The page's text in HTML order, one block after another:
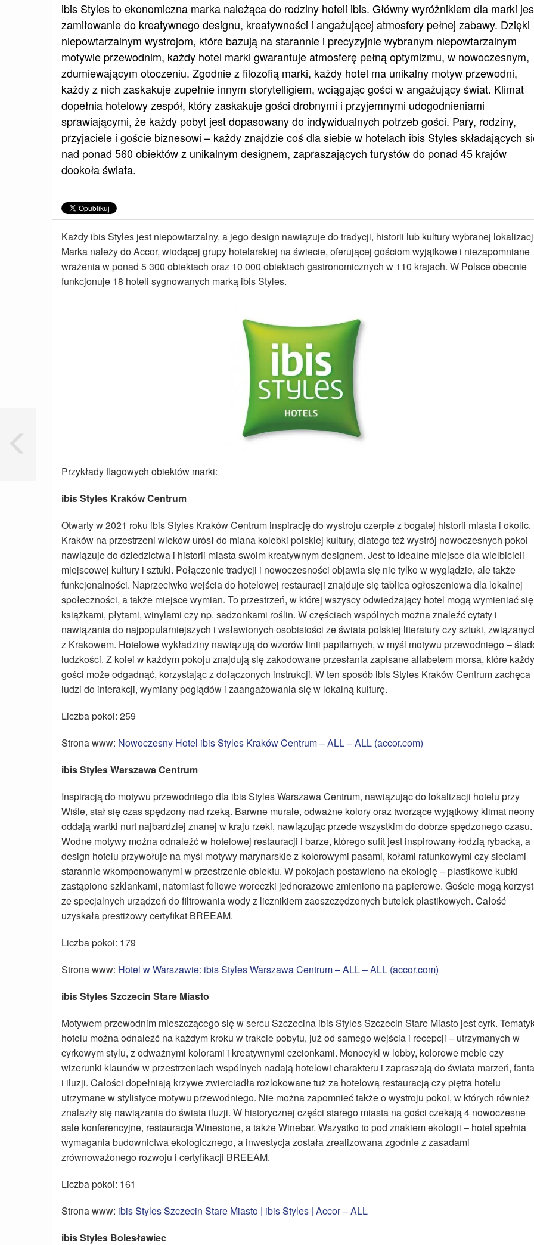
ibis Styles to ekonomiczna marka należąca do rodziny hoteli ibis. Główny wyróżnikiem dla marki
zamiłowanie do kreatywnego designu, kreatywności i angażującej atmosfery pełnej zabawy. Dzięki
niepowtarzalnym wystrojom, które bazują na starannie i precyzyjnie wybranym niepowtarzalnym
motywie przewodnim, każdy hotel marki gwarantuje atmosferę pełną optymizmu, w nowoczesnym,
zdumiewającym otoczeniu. Zgodnie z filozofią marki, każdy hotel ma unikalny motyw przewodni,
każdy z nich zaskakuje zupełnie innym storytelligiem, wciągając gości w angażujący świat. Klimat
dopełnia hotelowy zespół, który zaskakuje gości drobnymi i przyjemnymi udogodnieniami
sprawiającymi, że każdy pobyt jest dopasowany do indywidualnych potrzeb gości. Pary, rodziny,
przyjaciele i goście biznesowi – każdy znajdzie coś dla siebie w hotelach ibis Styles składających
nad ponad 560 obiektów z unikalnym designem, zapraszających turystów do ponad 45 krajów
dookoła świata.
Każdy ibis Styles jest niepowtarzalny, a jego design nawiązuje do tradycji, historii lub kultury wybranej
Marka należy do Accor, wiodącej grupy hotelarskiej na świecie, oferującej gościom wyjątkowe i niezapomniane
wrażenia w ponad 5 300 obiektach oraz 10 000 obiektach gastronomicznych w 110 krajach. W Polsce obecnie
funkcjonuje 18 hoteli sygnowanych marką ibis Styles.
Przykłady flagowych obiektów marki:
ibis Styles Kraków Centrum
Otwarty w 2021 roku ibis Styles Kraków Centrum inspirację do wystroju czerpie z bogatej historii miasta i okolic.
Kraków na przestrzeni wieków urósł do miana kolebki polskiej kultury, dlatego też wystrój nowoczesnych pokoi
nawiązuje do dziedzictwa i historii miasta swoim kreatywnym designem. Jest to idealne miejsce dla wielbicieli
miejscowej kultury i sztuki. Połączenie tradycji i nowoczesności objawia się nie tylko w wyglądzie, ale także
funkcjonalności. Naprzeciwko wejścia do hotelowej restauracji znajduje się tablica ogłoszeniowa dla lokalnej
społeczności, a także miejsce wymian. To przestrzeń, w której wszyscy odwiedzający hotel mogą wymieniać się
książkami, płytami, winylami czy np. sadzonkami roślin. W częściach wspólnych można znaleźć cytaty i
nawiązania do najpopularniejszych i wsławionych osobistości ze świata polskiej literatury czy sztuki,
z Krakowem. Hotelowe wykładziny nawiązują do wzorów linii papilarnych, w myśl motywu przewodniego –
ludzkości. Z kolei w każdym pokoju znajdują się zakodowane przesłania zapisane alfabetem morsa, które
gości może odgadnąć, korzystając z dołączonych instrukcji. W ten sposób ibis Styles Kraków Centrum zachęca
ludzi do interakcji, wymiany poglądów i zaangażowania się w lokalną kulturę.
Liczba pokoi: 259
Strona www: Nowoczesny Hotel ibis Styles Kraków Centrum – ALL – ALL (accor.com)
ibis Styles Warszawa Centrum
Inspiracją do motywu przewodniego dla ibis Styles Warszawa Centrum, nawiązując do lokalizacji hotelu przy
Wiśle, stał się czas spędzony nad rzeką. Barwne murale, odważne kolory oraz tworzące wyjątkowy klimat neony
oddają wartki nurt najbardziej znanej w kraju rzeki, nawiązując przede wszystkim do dobrze spędzonego czasu.
Wodne motywy można odnaleźć w hotelowej restauracji i barze, którego sufit jest inspirowany łodzią rybacką, a
design hotelu przywołuje na myśl motywy marynarskie z kolorowymi pasami, kołami ratunkowymi czy sieciami
starannie wkomponowanymi w przestrzenie obiektu. W pokojach postawiono na ekologię – plastikowe kubki
zastąpiono szklankami, natomiast foliowe woreczki jednorazowe zmieniono na papierowe. Goście mogą
ze specjalnych urządzeń do filtrowania wody z licznikiem zaoszczędzonych butelek plastikowych. Całość
uzyskała prestiżowy certyfikat BREEAM.
Liczba pokoi: 179
Strona www: Hotel w Warszawie: ibis Styles Warszawa Centrum – ALL – ALL (accor.com)
ibis Styles Szczecin Stare Miasto
Motywem przewodnim mieszczącego się w sercu Szczecina ibis Styles Szczecin Stare Miasto jest cyrk.
hotelu można odnaleźć na każdym kroku w trakcie pobytu, już od samego wejścia i recepcji – utrzymanych w
cyrkowym stylu, z odważnymi kolorami i kreatywnymi czcionkami. Monocykl w lobby, kolorowe meble czy
wizerunki klaunów w przestrzeniach wspólnych nadają hotelowi charakteru i zapraszają do świata marzeń,
i iluzji. Całości dopełniają krzywe zwierciadła rozlokowane tuż za hotelową restauracją czy piętra hotelu
utrzymane w stylistyce motywu przewodniego. Nie można zapomnieć także o wystroju pokoi, w których również
znalazły się nawiązania do świata iluzji. W historycznej części starego miasta na gości czekają 4 nowoczesne
sale konferencyjne, restauracja Winestone, a także Winebar. Wszystko to pod znakiem ekologii – hotel spełnia
wymagania budownictwa ekologicznego, a inwestycja została zrealizowana zgodnie z zasadami
zrównoważonego rozwoju i certyfikacji BREEAM.
Liczba pokoi: 161
Strona www: ibis Styles Szczecin Stare Miasto | ibis Styles | Accor – ALL
ibis Styles Bolesławiec